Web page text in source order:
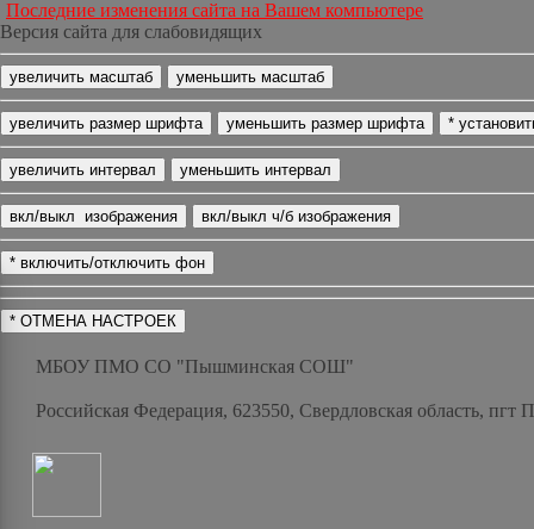
Последние изменения сайта на Вашем компьютере
Версия сайта для слабовидящих
МБОУ ПМО СО "Пышминская СОШ"
Российская Федерация, 623550, Свердловская область,